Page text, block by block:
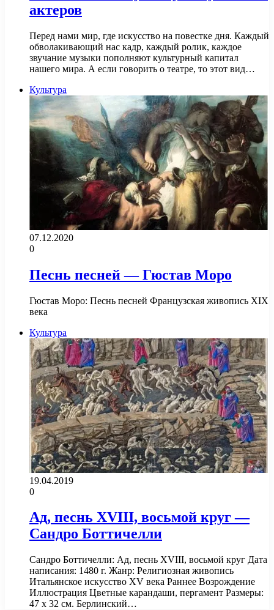
актеров
Перед нами мир, где искусство на повестке дня. Каждый
обволакивающий нас кадр, каждый ролик, каждое
звучание музыки пополняют культурный капитал
нашего мира. А если говорить о театре, то этот вид…
Культура
07.12.2020
0
Песнь песней — Гюстав Моро
Гюстав Моро: Песнь песней Французская живопись XIX
века
Культура
19.04.2019
0
Ад, песнь XVIII, восьмой круг —
Сандро Боттичелли
Сандро Боттичелли: Ад, песнь XVIII, восьмой круг Дата
написания: 1480 г. Жанр: Религиозная живопись
Итальянское искусство XV века Раннее Возрождение
Иллюстрация Цветные карандаши, пергамент Размеры:
47 x 32 см. Берлинский…